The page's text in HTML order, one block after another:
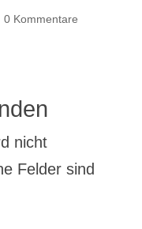
0 Kommentare
nicht
Felder sind